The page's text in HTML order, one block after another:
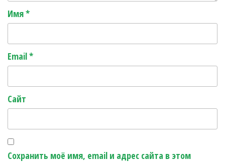
Имя*
Email*
Сайт
Сохранить моё имя, email и адрес сайта в этом